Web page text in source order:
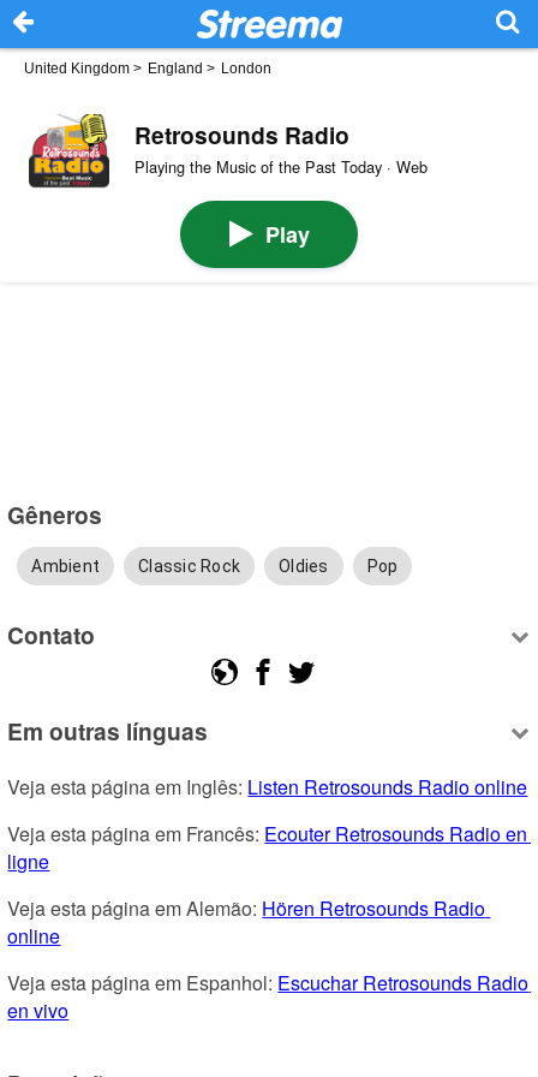
United Kingdom > England > London
Retrosounds Radio
Playing the Music of the Past Today · Web
Play
Gêneros
Ambient Classic Rock Oldies Pop
Contato
Em outras línguas
Veja esta página em Inglês: Listen Retrosounds Radio online
Veja esta página em Francês: Ecouter Retrosounds Radio en
ligne
Veja esta página em Alemão: Hören Retrosounds Radio
online
Veja esta página em Espanhol: Escuchar Retrosounds Radio
en vivo